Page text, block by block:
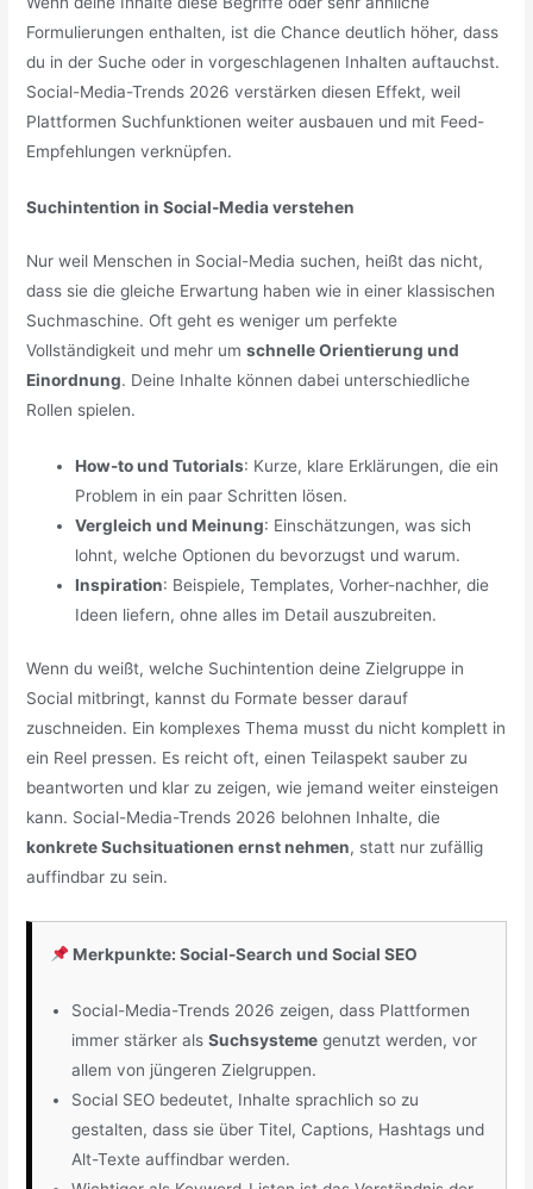
Formulierungen enthalten, ist die Chance deutlich höher, dass
du in der Suche oder in vorgeschlagenen Inhalten auftauchst.
Social-Media-Trends 2026 verstärken diesen Effekt, weil
Plattformen Suchfunktionen weiter ausbauen und mit Feed-
Empfehlungen verknüpfen.
Suchintention in Social-Media verstehen
Nur weil Menschen in Social-Media suchen, heißt das nicht,
dass sie die gleiche Erwartung haben wie in einer klassischen
Suchmaschine. Oft geht es weniger um perfekte
Vollständigkeit und mehr umschnelle Orientierung und
Einordnung. Deine Inhalte können dabei unterschiedliche
Rollen spielen.
How-to und Tutorials: Kurze, klare Erklärungen, die ein
Problem in ein paar Schritten lösen.
Vergleich und Meinung: Einschätzungen, was sich
lohnt, welche Optionen du bevorzugst und warum.
Inspiration: Beispiele, Templates, Vorher-nachher, die
Ideen liefern, ohne alles im Detail auszubreiten.
Wenn du weißt, welche Suchintention deine Zielgruppe in
Social mitbringt, kannst du Formate besser darauf
zuschneiden. Ein komplexes Thema musst du nicht komplett in
ein Reel pressen. Es reicht oft, einen Teilaspekt sauber zu
beantworten und klar zu zeigen, wie jemand weiter einsteigen
kann. Social-Media-Trends 2026 belohnen Inhalte, die
konkrete Suchsituationen ernst nehmen, statt nur zufällig
auffindbar zu sein.
Merkpunkte: Social-Search und Social SEO
Social-Media-Trends 2026 zeigen, dass Plattformen
immer stärker alsSuchsysteme genutzt werden, vor
allem von jüngeren Zielgruppen.
Social SEO bedeutet, Inhalte sprachlich so zu
gestalten, dass sie über Titel, Captions, Hashtags und
Alt-Texte auffindbar werden.